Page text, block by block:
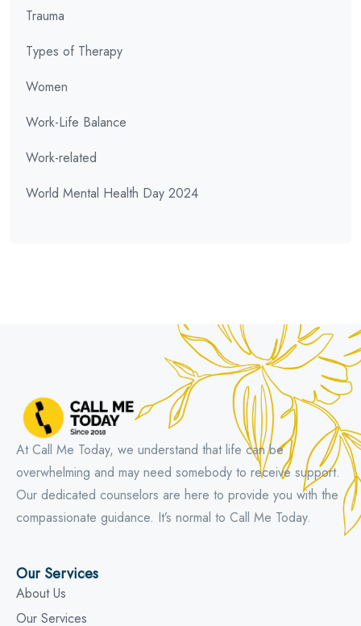
Trauma
Types of Therapy
Women
Work-Life Balance
Work-related
World Mental Health Day 2024
At Call Me Today, we understand that life can be
overwhelming and may need somebody to receive support.
Our dedicated counselors are here to provide you with the
compassionate guidance. It’s normal to Call Me Today.
Our Services
About Us
Our Services